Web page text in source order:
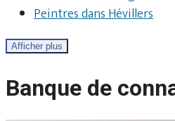
Peintres dans Hévillers
Afficher plus
Banque de